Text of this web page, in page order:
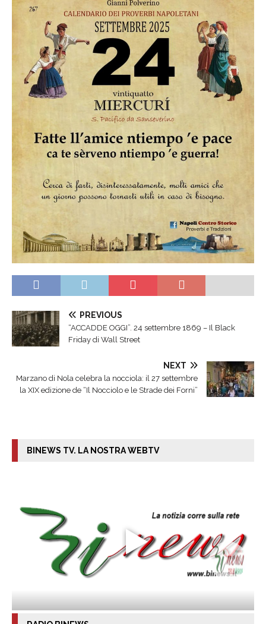
PREVIOUS
“ACCADDE OGGI”. 24 settembre 1869 – Il Black
Friday di Wall Street
NEXT
Marzano di Nola celebra la nocciola: il 27 settembre
la XIX edizione de “Il Nocciolo e le Strade dei Forni”
BINEWS TV. LA NOSTRA WEBTV